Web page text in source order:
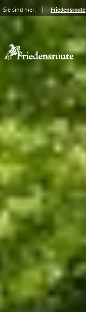
Sie sind hier: Friedensroute